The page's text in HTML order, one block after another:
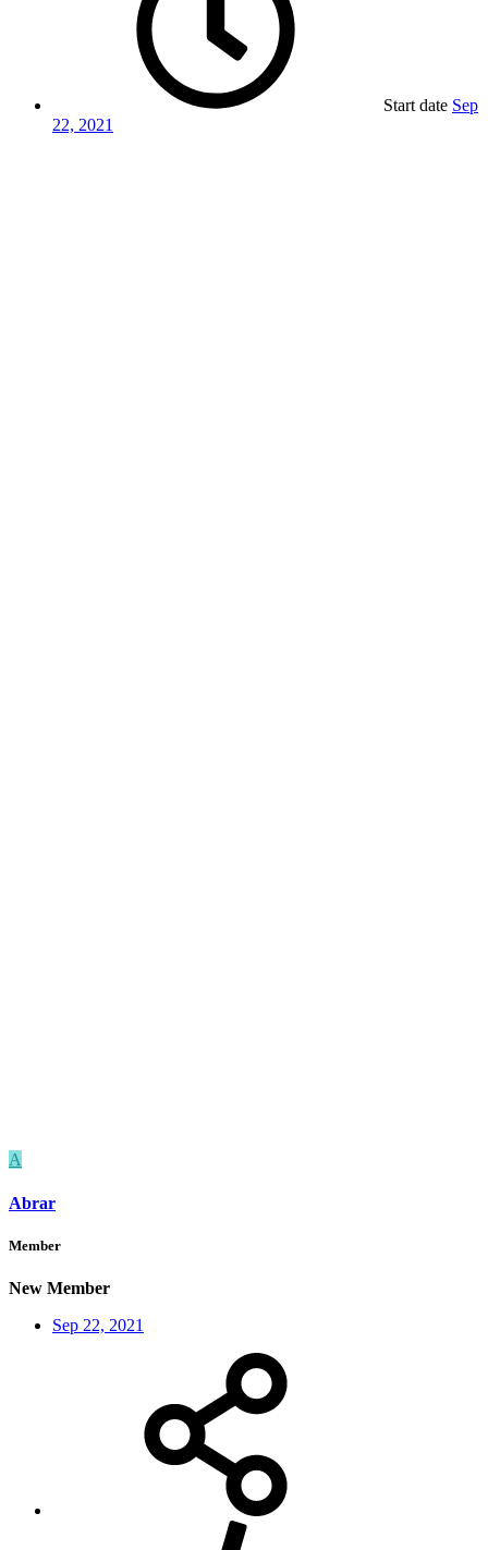
Start date Sep
22, 2021
A
Abrar
Member
New Member
Sep 22, 2021